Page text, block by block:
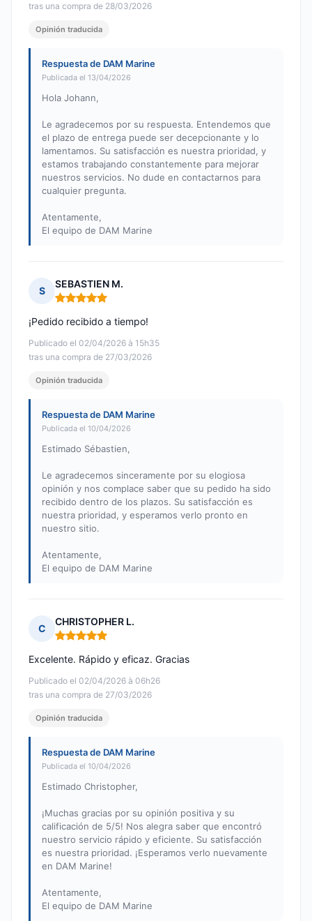
tras una compra de 28/03/2026
Opinión traducida
Respuesta de DAM Marine
Publicada el 13/04/2026
Hola Johann,
Le agradecemos por su respuesta. Entendemos que
el plazo de entrega puede ser decepcionante y lo
lamentamos. Su satisfacción es nuestra prioridad, y
estamos trabajando constantemente para mejorar
nuestros servicios. No dude en contactarnos para
cualquier pregunta.
Atentamente,
El equipo de DAM Marine
S
SEBASTIEN M.
Nota: 5 de 5
Publicado el 02/04/2026 à 15h35
tras una compra de 27/03/2026
¡Pedido recibido a tiempo!
Opinión traducida
Respuesta de DAM Marine
Publicada el 10/04/2026
Estimado Sébastien,
Le agradecemos sinceramente por su elogiosa
opinión y nos complace saber que su pedido ha sido
recibido dentro de los plazos. Su satisfacción es
nuestra prioridad, y esperamos verlo pronto en
nuestro sitio.
Atentamente,
El equipo de DAM Marine
C
CHRISTOPHER L.
Nota: 5 de 5
Publicado el 02/04/2026 à 06h26
tras una compra de 27/03/2026
Excelente. Rápido y eficaz. Gracias
Opinión traducida
Respuesta de DAM Marine
Publicada el 10/04/2026
Estimado Christopher,
¡Muchas gracias por su opinión positiva y su
calificación de 5/5! Nos alegra saber que encontró
nuestro servicio rápido y eficiente. Su satisfacción
es nuestra prioridad. ¡Esperamos verlo nuevamente
en DAM Marine!
Atentamente,
El equipo de DAM Marine